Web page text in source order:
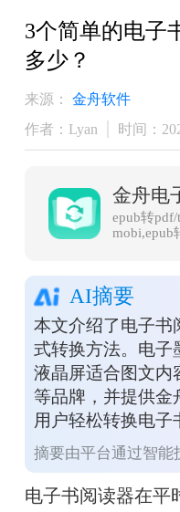
3个简单的电子
多少？
来源：
金舟软件
作者：Lyan
时间：
金舟电
epub转
mobi,epub
AI摘要
本文介绍了电子书
式转换方法。电子
液晶屏适合图文内
等品牌，并提供金
用户轻松转换电子
摘要由平台通过智能
电子书阅读器在平